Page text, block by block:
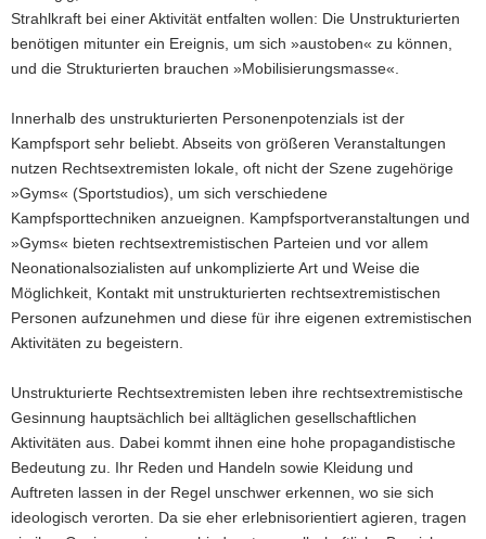
Strahlkraft bei einer Aktivität entfalten wollen: Die Unstrukturierten
benötigen mitunter ein Ereignis, um sich »austoben« zu können,
und die Strukturierten brauchen »Mobilisierungsmasse«.
Innerhalb des unstrukturierten Personenpotenzials ist der
Kampfsport sehr beliebt. Abseits von größeren Veranstaltungen
nutzen Rechtsextremisten lokale, oft nicht der Szene zugehörige
»Gyms« (Sportstudios), um sich verschiedene
Kampfsporttechniken anzueignen. Kampfsportveranstaltungen und
»Gyms« bieten rechtsextremistischen Parteien und vor allem
Neonationalsozialisten auf unkomplizierte Art und Weise die
Möglichkeit, Kontakt mit unstrukturierten rechtsextremistischen
Personen aufzunehmen und diese für ihre eigenen extremistischen
Aktivitäten zu begeistern.
Unstrukturierte Rechtsextremisten leben ihre rechtsextremistische
Gesinnung hauptsächlich bei alltäglichen gesellschaftlichen
Aktivitäten aus. Dabei kommt ihnen eine hohe propagandistische
Bedeutung zu. Ihr Reden und Handeln sowie Kleidung und
Auftreten lassen in der Regel unschwer erkennen, wo sie sich
ideologisch verorten. Da sie eher erlebnisorientiert agieren, tragen